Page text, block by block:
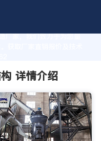
厂家，我们致力于为您量
获取厂家直销报价及技术
详情介绍